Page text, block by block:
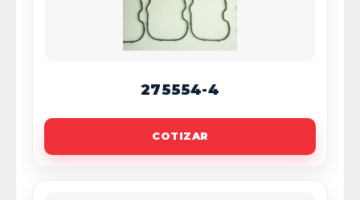
275554-4
COTIZAR